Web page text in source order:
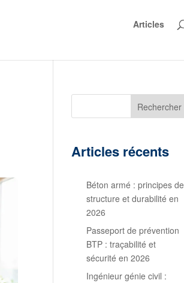
Articles
Rechercher
Articles récents
Béton armé : principes de
structure et durabilité en
2026
Passeport de prévention
BTP : traçabilité et
sécurité en 2026
Ingénieur génie civil :